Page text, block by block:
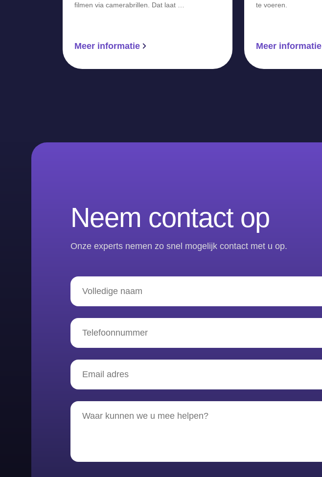
filmen via camerabrillen. Dat laat …
Meer informatie
te voeren.
Meer informatie
Neem contact op
Onze experts nemen zo snel mogelijk contact met u op.